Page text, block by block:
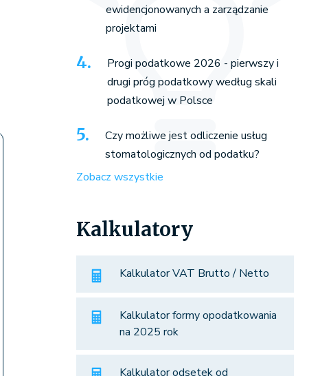
ewidencjonowanych a zarządzanie
projektami
Progi podatkowe 2026 - pierwszy i
drugi próg podatkowy według skali
podatkowej w Polsce
Czy możliwe jest odliczenie usług
stomatologicznych od podatku?
Zobacz wszystkie
Kalkulatory
Kalkulator VAT Brutto / Netto
Kalkulator formy opodatkowania
na 2025 rok
Kalkulator odsetek od